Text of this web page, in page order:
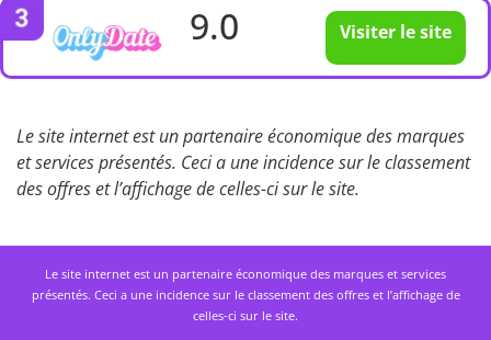
9.0 Visiter le site
Le site internet est un partenaire économique des marques
et services présentés. Ceci a une incidence sur le classement
des offres et l’affichage de celles-ci sur le site.
Le site internet est un partenaire économique des marques et services
présentés. Ceci a une incidence sur le classement des offres et l’affichage de
celles-ci sur le site.